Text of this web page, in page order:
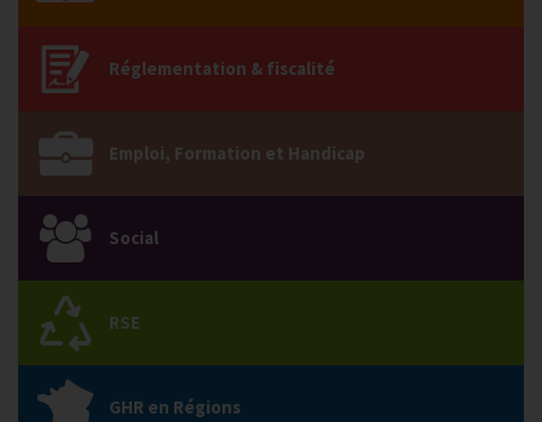
Réglementation & fiscalité
Emploi, Formation et Handicap
Social
RSE
GHR en Régions